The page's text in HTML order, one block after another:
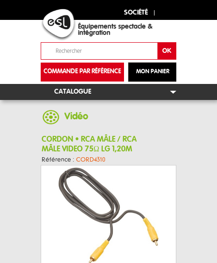
SOCIÉTÉ
Équipements spectacle &
intégration
MON PANIER
COMMANDE PAR RÉFÉRENCE
+
CATALOGUE
Vidéo
CORDON • RCA MÂLE / RCA
MÂLE VIDEO 75Ω LG 1,20M
Référence : CORD4310